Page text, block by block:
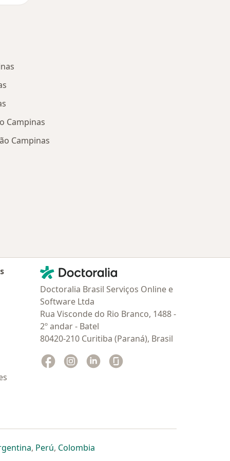
Campinas
Campinas
Contato
Doctoralia - Homepage
Doctoralia Brasil Serviços Online e
Software Ltda
Rua Visconde do Rio Branco, 1488 -
2º andar - Batel
80420-210 Curitiba (Paraná), Brasil
Facebook
abre num novo separador
Instagram
abre num novo separador
Linkedin
abre num novo separador
separador
num novo separador
abre num novo separador
, Perúabre num novo separador
, Colombiaabre num novo separador